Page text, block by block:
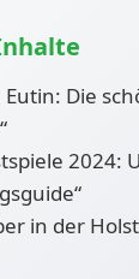
Eutin: Die
2024:
in der